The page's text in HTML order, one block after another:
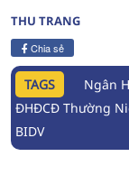
THU TRANG
Chia sẻ
TAGS Ngân
ĐHĐCĐ Thường
BIDV